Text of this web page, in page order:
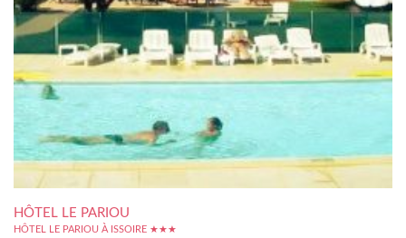
HÔTEL LE PARIOU
HÔTEL LE PARIOU À ISSOIRE ★★★